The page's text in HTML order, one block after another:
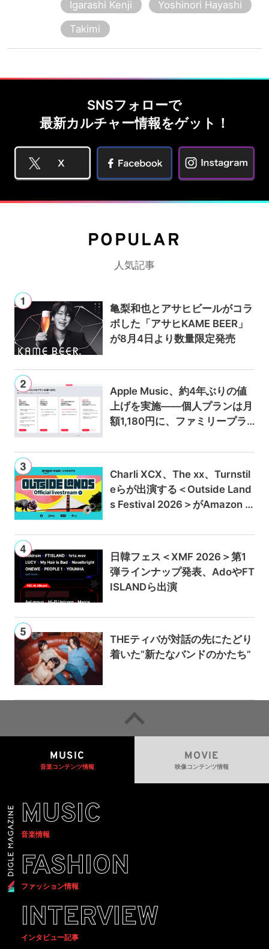
Igarashi Kenji
Yoshinori Hayashi
Takimi
SNSフォローで
最新カルチャー情報をゲット！
POPULAR
人気記事
亀梨和也とアサヒビールがコラ
ボした「アサヒKAME BEER」
が8月4日より数量限定発売
Apple Music、約4年ぶりの値
上げを実施——個人プランは月
額1,180円に、ファミリープラ
Charli XCX、The xx、Turnstil
eらが出演する＜Outside Land
s Festival 2026＞がAmazon M
ブ配信
日韓フェス＜XMF 2026＞第1
弾ラインナップ発表、AdoやFT
ISLANDら出演
THEティバが対話の先にたどり
着いた“新たなバンドのかたち”
MUSIC
音楽コンテンツ情報
MOVIE
映像コンテンツ情報
MUSIC
音楽情報
FASHION
ファッション情報
INTERVIEW
インタビュー記事